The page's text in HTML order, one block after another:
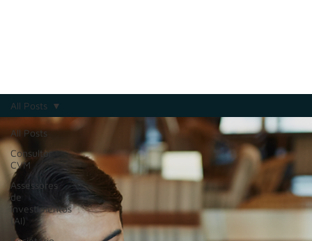
All Posts
Consultor
CVM
Assessores
de
Investimentos
(AI)
All Posts